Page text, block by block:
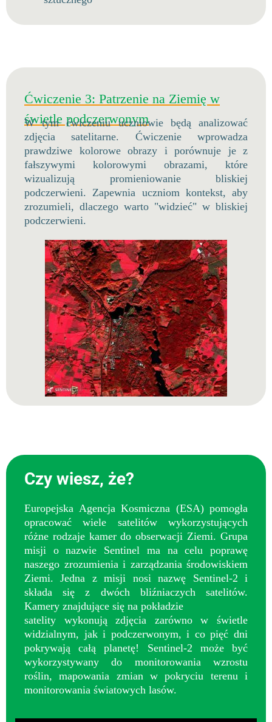
Ćwiczenie 3: Patrzenie na Ziemię w
świetle podczerwonym
W tym ćwiczeniu uczniowie będą analizować
zdjęcia satelitarne. Ćwiczenie wprowadza
prawdziwe kolorowe obrazy i porównuje je z
fałszywymi kolorowymi obrazami, które
wizualizują promieniowanie bliskiej
podczerwieni. Zapewnia uczniom kontekst, aby
zrozumieli, dlaczego warto "widzieć" w bliskiej
podczerwieni.
Czy wiesz, że?
Europejska Agencja Kosmiczna (ESA) pomogła
opracować wiele satelitów wykorzystujących
różne rodzaje kamer do obserwacji Ziemi. Grupa
misji o nazwie Sentinel ma na celu poprawę
naszego zrozumienia i zarządzania środowiskiem
Ziemi. Jedna z misji nosi nazwę Sentinel-2 i
składa się z dwóch bliźniaczych satelitów.
Kamery znajdujące się na pokładzie
satelity wykonują zdjęcia zarówno w świetle
widzialnym, jak i podczerwonym, i co pięć dni
pokrywają całą planetę! Sentinel-2 może być
wykorzystywany do monitorowania wzrostu
roślin, mapowania zmian w pokryciu terenu i
monitorowania światowych lasów.